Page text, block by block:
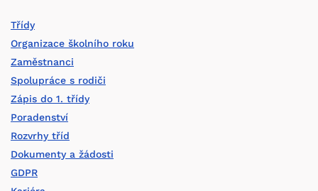
Třídy
Organizace školního roku
Zaměstnanci
Spolupráce s rodiči
Zápis do 1. třídy
Poradenství
Rozvrhy tříd
Dokumenty a žádosti
GDPR